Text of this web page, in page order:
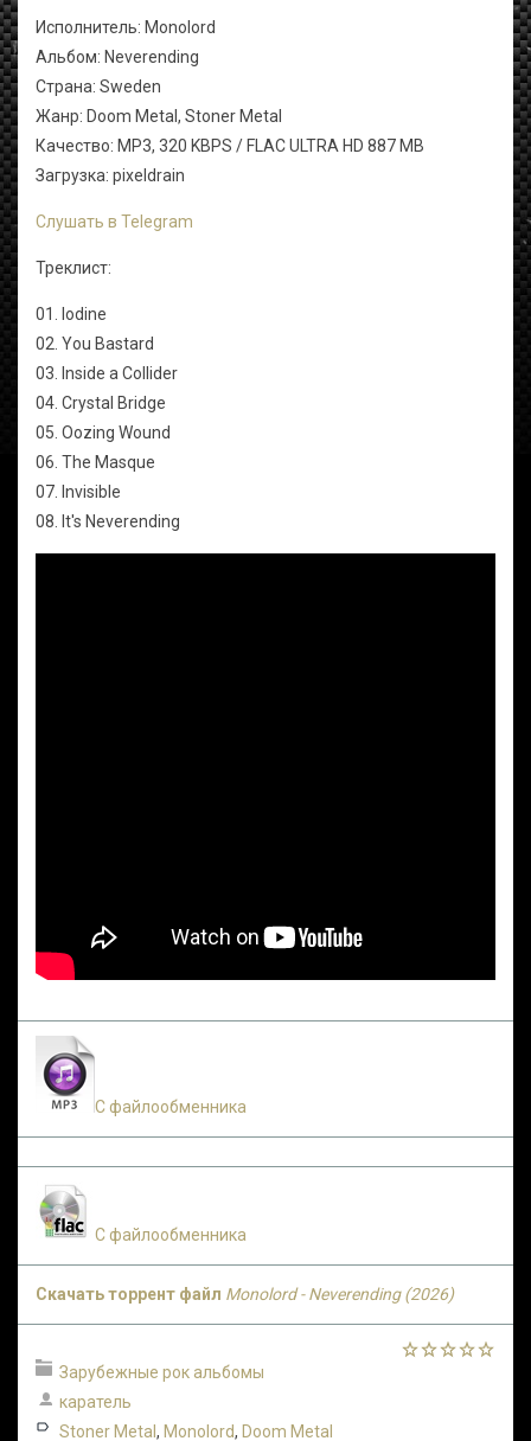
Исполнитель: Monolord
Альбом: Neverending
Страна: Sweden
Жанр: Doom Metal, Stoner Metal
Качество: MP3, 320 KBPS / FLAC ULTRA HD 887 MB
Загрузка: pixeldrain
Слушать в Telegram
Треклист:
01. Iodine
02. You Bastard
03. Inside a Collider
04. Crystal Bridge
05. Oozing Wound
06. The Masque
07. Invisible
08. It's Neverending
С файлообменника
С файлообменника
Скачать торрент файл Monolord - Neverending (2026)
Зарубежные рок альбомы
каратель
Stoner Metal , Monolord, Doom Metal